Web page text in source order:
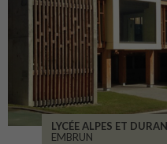
LYCÉE ALPES ET
EMBRUN